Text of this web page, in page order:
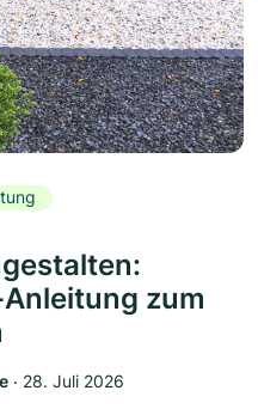
zum
‧ 28. Juli 2026